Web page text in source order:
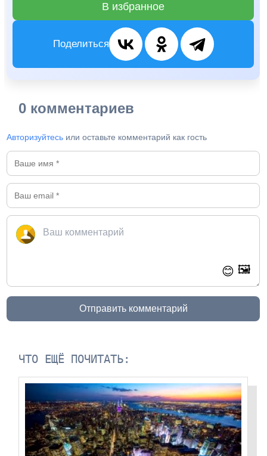
В избранное
Поделиться
0 комментариев
Авторизуйтесь или оставьте комментарий как гость
😊 🖼️
Отправить комментарий
ЧТО ЕЩЁ ПОЧИТАТЬ: